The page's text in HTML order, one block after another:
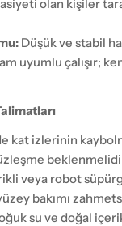
olan kişiler
Düşük ve stabil
uyumlu çalışır;
kat izlerinin
veya robot
bakımı
su ve doğal